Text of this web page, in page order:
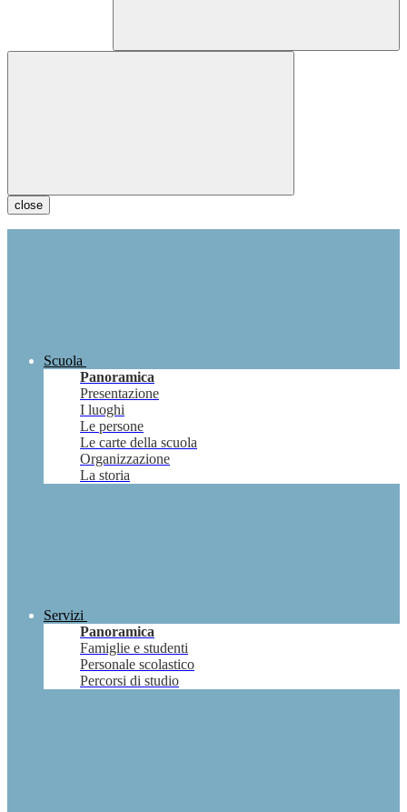
close
Scuola
Panoramica
Presentazione
I luoghi
Le persone
Le carte della scuola
Organizzazione
La storia
Servizi
Panoramica
Famiglie e studenti
Personale scolastico
Percorsi di studio